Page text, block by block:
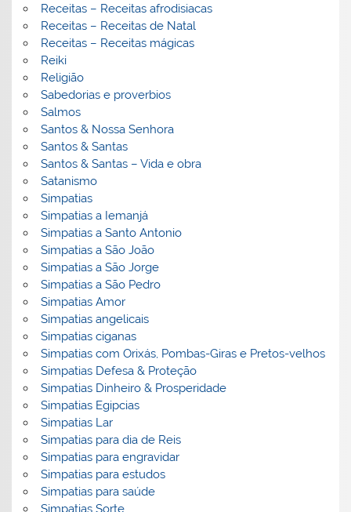
Receitas – Receitas afrodisiacas
Receitas – Receitas de Natal
Receitas – Receitas mágicas
Reiki
Religião
Sabedorias e proverbios
Salmos
Santos & Nossa Senhora
Santos & Santas
Santos & Santas – Vida e obra
Satanismo
Simpatias
Simpatias a Iemanjá
Simpatias a Santo Antonio
Simpatias a São João
Simpatias a São Jorge
Simpatias a São Pedro
Simpatias Amor
Simpatias angelicais
Simpatias ciganas
Simpatias com Orixás, Pombas-Giras e Pretos-velhos
Simpatias Defesa & Proteção
Simpatias Dinheiro & Prosperidade
Simpatias Egipcias
Simpatias Lar
Simpatias para dia de Reis
Simpatias para engravidar
Simpatias para estudos
Simpatias para saúde
Simpatias Sorte